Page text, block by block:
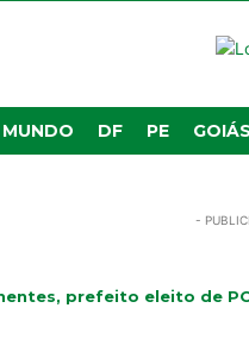
MUNDO DF PE GOIÁS
-
prefeito eleito de